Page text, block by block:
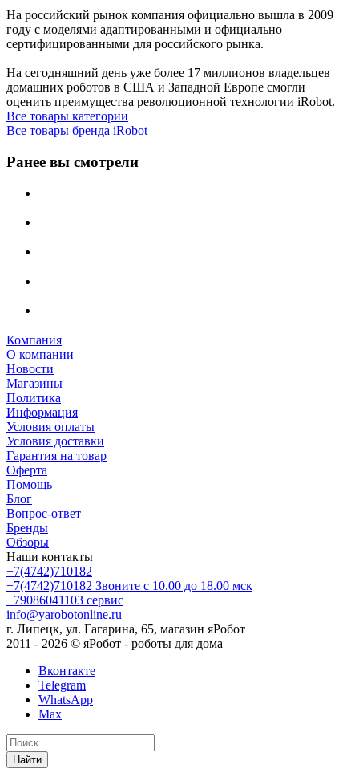
На российский рынок компания официально вышла в 2009
году с моделями адаптированными и официально
сертифицированными для российского рынка.
На сегодняшний день уже более 17 миллионов владельцев
домашних роботов в CША и Западной Европе смогли
оценить преимущества революционной технологии iRobot.
Все товары категории
Все товары бренда iRobot
Ранее вы смотрели
Компания
О компании
Новости
Магазины
Политика
Информация
Условия оплаты
Условия доставки
Гарантия на товар
Оферта
Помощь
Блог
Вопрос-ответ
Бренды
Обзоры
Наши контакты
+7(4742)710182
+7(4742)710182 Звоните с 10.00 до 18.00 мск
+79086041103 сервис
info@yarobotonline.ru
г. Липецк, ул. Гагарина, 65, магазин яРобот
2011 - 2026 © яРобот - роботы для дома
Вконтакте
Telegram
WhatsApp
Max
Найти